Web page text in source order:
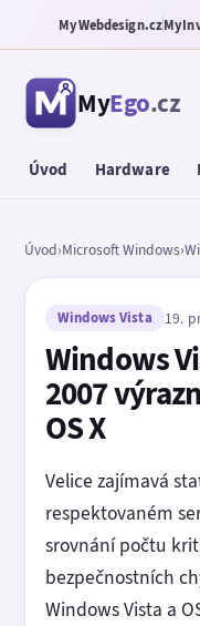
MyWebdesign.cz
MyEgo.cz
Úvod Hardware
Úvod›Microsoft Windows›
Windows Vista 19.
Windows
2007
OS X
Velice zajímavá
respektovaném
srovnání počtu
bezpečnostních
Windows Vista a